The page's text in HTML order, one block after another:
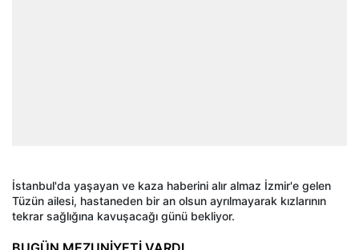
İstanbul'da yaşayan ve kaza haberini alır almaz İzmir'e gelen
Tüzün ailesi, hastaneden bir an olsun ayrılmayarak kızlarının
tekrar sağlığına kavuşacağı günü bekliyor.